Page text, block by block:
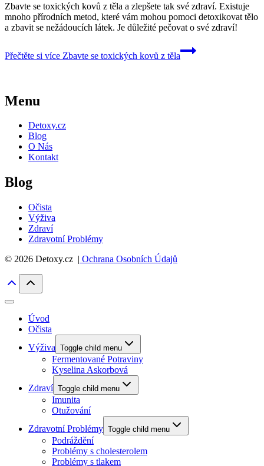
Zbavte se toxických kovů z těla a zlepšete tak své zdraví. Existuje
mnoho přírodních metod, které vám mohou pomoci detoxikovat tělo
a zbavit se nežádoucích látek. Je důležité pečovat o své zdraví!
Přečtěte si více Zbavte se toxických kovů z těla
Menu
Detoxy.cz
Blog
O Nás
Kontakt
Blog
Očista
Výživa
Zdraví
Zdravotní Problémy
© 2026 Detoxy.cz | Ochrana Osobních Údajů
Úvod
Očista
Výživa Toggle child menu
Fermentované Potraviny
Kyselina Askorbová
Zdraví Toggle child menu
Imunita
Otužování
Zdravotní Problémy Toggle child menu
Podráždění
Problémy s cholesterolem
Problémy s tlakem